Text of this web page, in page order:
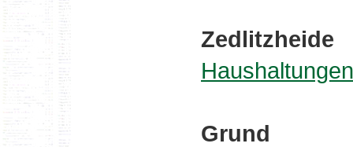
Zedlitzheide
Grund